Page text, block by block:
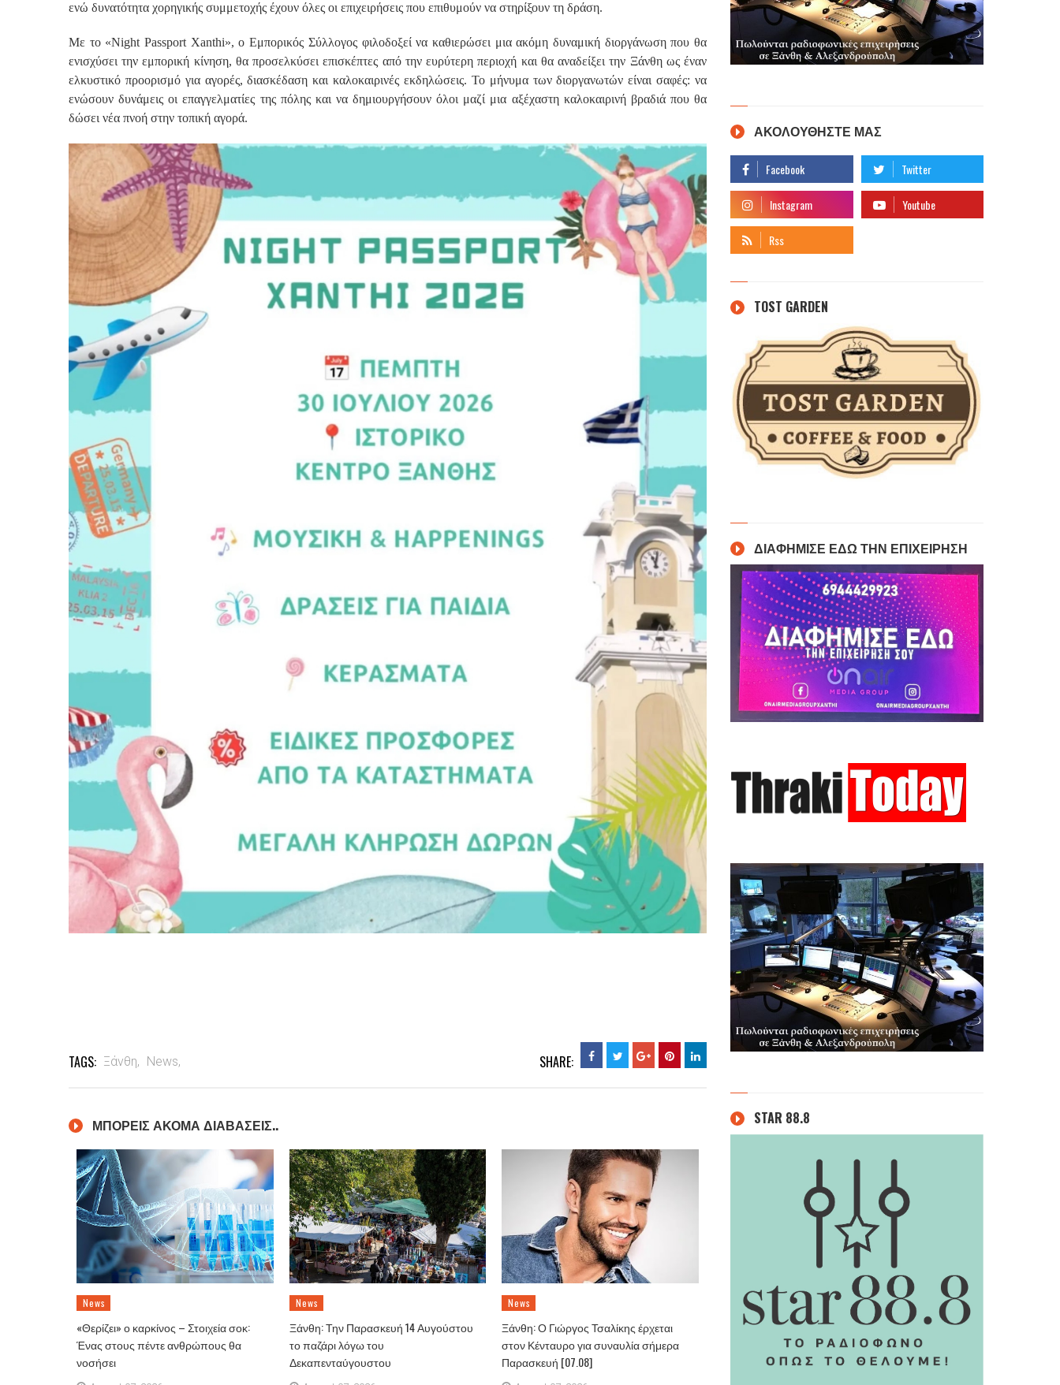
ενώ δυνατότητα χορηγικής συμμετοχής έχουν όλες οι επιχειρήσεις που επιθυμούν να στηρίξουν τη δράση.
Με το «Night Passport Xanthi», ο Εμπορικός Σύλλογος φιλοδοξεί να καθιερώσει μια ακόμη δυναμική διοργάνωση που θα
ενισχύσει την εμπορική κίνηση, θα προσελκύσει επισκέπτες από την ευρύτερη περιοχή και θα αναδείξει την Ξάνθη ως έναν
ελκυστικό προορισμό για αγορές, διασκέδαση και καλοκαιρινές εκδηλώσεις. Το μήνυμα των διοργανωτών είναι σαφές: να
ενώσουν δυνάμεις οι επαγγελματίες της πόλης και να δημιουργήσουν όλοι μαζί μια αξέχαστη καλοκαιρινή βραδιά που θα
δώσει νέα πνοή στην τοπική αγορά.
TAGS: Ξάνθη, News, SHARE:
ΜΠΟΡΕΙΣ ΑΚΟΜΑ ΔΙΑΒΑΣΕΙΣ..
News
«Θερίζει» ο καρκίνος – Στοιχεία σοκ:
Ένας στους πέντε ανθρώπους θα
νοσήσει
News
Ξάνθη: Την Παρασκευή 14 Αυγούστου
το παζάρι λόγω του
Δεκαπενταύγουστου
News
Ξάνθη: Ο Γιώργος Τσαλίκης έρχεται
στον Κένταυρο για συναυλία σήμερα
Παρασκευή [07.08]
ΑΚΟΛΟΥΘΗΣΤΕ ΜΑΣ
TOST GARDEN
ΔΙΑΦΗΜΙΣΕ ΕΔΩ ΤΗΝ ΕΠΙΧΕΙΡΗΣΗ
STAR 88.8